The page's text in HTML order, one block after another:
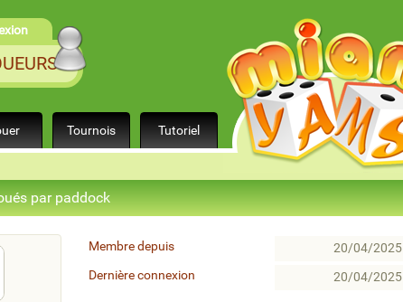
Tournois Tutoriel
par paddock
Membre depuis
20/04/2025
Dernière connexion
20/04/2025